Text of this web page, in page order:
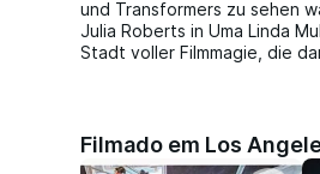
und Transformers zu sehen
Julia Roberts in Uma Linda
Stadt voller Filmmagie, die
Filmado em Los